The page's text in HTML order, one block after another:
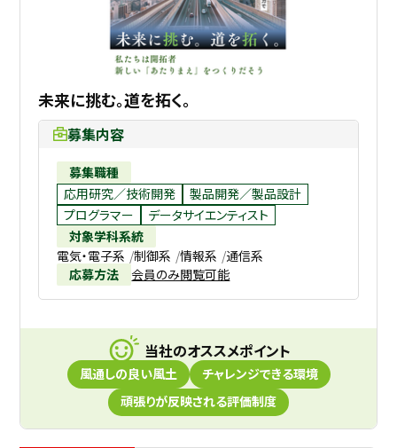
未来に挑む。道を拓く。
募集内容
募集職種
応用研究／技術開発
製品開発／製品設計
プログラマー
データサイエンティスト
対象学科系統
電気・電子系 制御系 情報系 通信系
応募方法
会員のみ閲覧可能
当社のオススメポイント
風通しの良い風土
チャレンジできる環境
頑張りが反映される評価制度